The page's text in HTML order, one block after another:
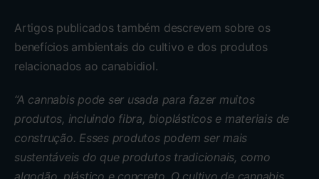
Artigos publicados também descrevem sobre os
benefícios ambientais do cultivo e dos produtos
relacionados ao canabidiol.
“A cannabis pode ser usada para fazer muitos
produtos, incluindo fibra, bioplásticos e materiais de
construção. Esses produtos podem ser mais
sustentáveis ​​do que produtos tradicionais, como